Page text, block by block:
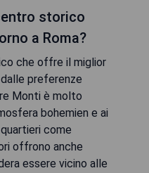
storico
a Roma?
che offre il miglior
preferenze
Monti è molto
bohemien e ai
come
offrono anche
essere vicino alle